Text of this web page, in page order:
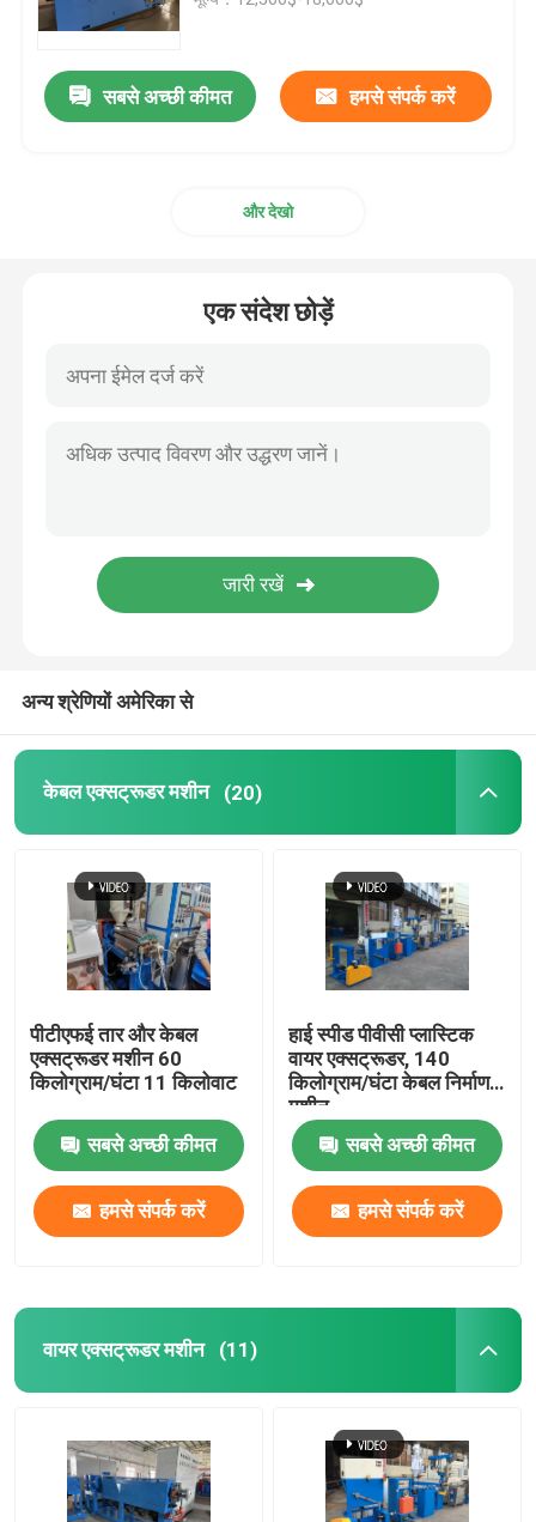
तांबा टपिंग मशीन
कॉपर अपकास्ट मशीन
तांबा वेल्डिंग मशीन
लेजर काटने की मशीन
सीसीवी लाइनें
केबल क्रॉस हेड
तांबे के तार की ड्राइंग मर जाती है
सबसे अच्छी कीमत हमसे संपर्क करें
और देखो
एक संदेश छोड़ें
अन्य श्रेणियों अमेरिका से
केबल एक्सट्रूडर मशीन (20)
पीटीएफई तार और केबल
एक्सट्रूडर मशीन 60
किलोग्राम/घंटा 11 किलोवाट
सबसे अच्छी कीमत
हमसे संपर्क करें
हाई स्पीड पीवीसी प्लास्टिक
वायर एक्सट्रूडर, 140
किलोग्राम/घंटा केबल निर्माण
मशीन
सबसे अच्छी कीमत
हमसे संपर्क करें
वायर एक्सट्रूडर मशीन (11)